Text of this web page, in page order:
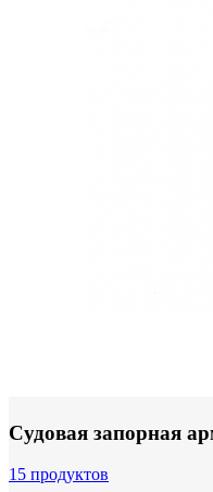
Судовая запорная
15 продуктов